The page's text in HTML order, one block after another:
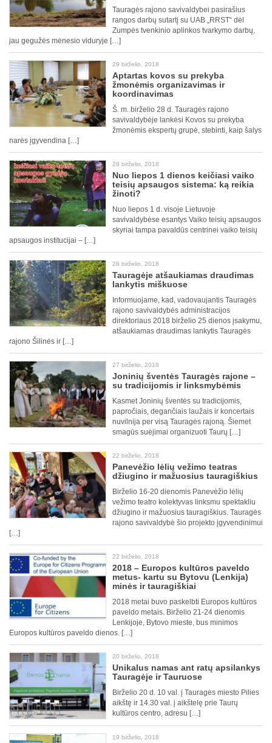
Tauragės rajono savivaldybei pasirašius
rangos darbų sutartį su UAB „RRST“ dėl
Zumpės tvenkinio aplinkos tvarkymo darbų,
jau gegužės mėnesio viduryje […]
29 birželio, 2018
Aptartas kovos su prekyba
žmonėmis organizavimas ir
koordinavimas
Š. m. birželio 28 d. Tauragės rajono
savivaldybėje lankėsi Kovos su prekyba
žmonėmis ekspertų grupė, stebinti, kaip šalys
narės įgyvendina […]
28 birželio, 2018
Nuo liepos 1 dienos keičiasi vaiko
teisių apsaugos sistema: ką reikia
žinoti?
Nuo liepos 1 d. visoje Lietuvoje
savivaldybėse esantys Vaiko teisių apsaugos
skyriai tampa pavaldūs centrinei vaiko teisių
apsaugos institucijai – […]
28 birželio, 2018
Tauragėje atšaukiamas draudimas
lankytis miškuose
Informuojame, kad, vadovaujantis Tauragės
rajono savivaldybės administracijos
direktoriaus 2018 birželio 25 dienos įsakymu,
atšaukiamas draudimas lankytis Tauragės
rajono Šilinės ir […]
27 birželio, 2018
Joninių šventės Tauragės rajone –
su tradicijomis ir linksmybėmis
Kasmet Joninių šventės su tradicijomis,
papročiais, degančiais laužais ir koncertais
nuvilnija per visą Tauragės rajoną. Šiemet
smagūs suėjimai organizuoti Taurų […]
22 birželio, 2018
Panevėžio lėlių vežimo teatras
džiugino ir mažuosius tauragiškius
Birželio 16-20 dienomis Panevėžio lėlių
vežimo teatro kolektyvas linksmu spektakliu
džiugino ir mažuosius tauragiškius. Tauragės
rajono savivaldybė šio projekto įgyvendinimui
[…]
22 birželio, 2018
2018 – Europos kultūros paveldo
metus- kartu su Bytovu (Lenkija)
minės ir tauragiškiai
2018 metai buvo paskelbti Europos kultūros
paveldo metais. Birželio 21-24 dienomis
Lenkijoje, Bytovo mieste, bus minimos
Europos kultūros paveldo dienos. […]
20 birželio, 2018
Unikalus namas ant ratų apsilankys
Tauragėje ir Tauruose
Birželio 20 d. 10 val. į Tauragės miesto Pilies
aikštę ir 14.30 val. į aikštelę prie Taurų
kultūros centro, adresu […]
19 birželio, 2018